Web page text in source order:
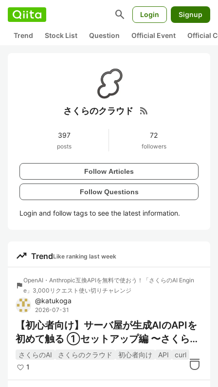
search Login Signup
Trend Stock List Question Official Event Official
さくらのクラウド rss_feed
397
posts
72
followers
Follow Articles
Follow Questions
Login and follow tags to see the latest information.
trending_up TrendLike ranking last week
flag
OpenAI・Anthropic互換APIを無料で使おう！「さくらのAI Engin
e」3,000リクエスト使い切りチャレンジ
@katukoga
2026-07-31
【初心者向け】サーバ屋が生成AIのAPIを
初めて触る ①セットアップ編 〜さくらの
AI Engineで最初の1リクエストを成功させ
るまで〜
さくらのAI さくらのクラウド 初心者向け API
curl
1